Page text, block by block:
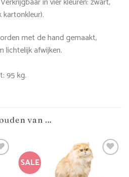
met de hand gemaakt,
lichtelijk afwijken.
95 kg.
van …
SALE